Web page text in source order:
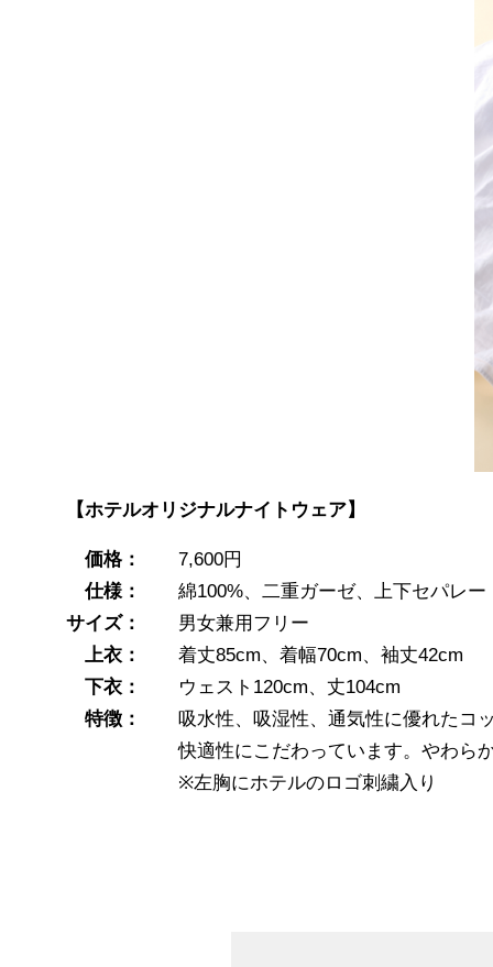
【ホテルオリジナルナイトウェア】
価格：
7,600円
仕様：
綿100%、二重ガーゼ、上下セパレー
サイズ：
男女兼用フリー
上衣：
着丈85cm、着幅70cm、袖丈42cm
下衣：
ウェスト120cm、丈104cm
特徴：
吸水性、吸湿性、通気性に優れたコッ
快適性にこだわっています。やわらかな
※左胸にホテルのロゴ刺繍入り